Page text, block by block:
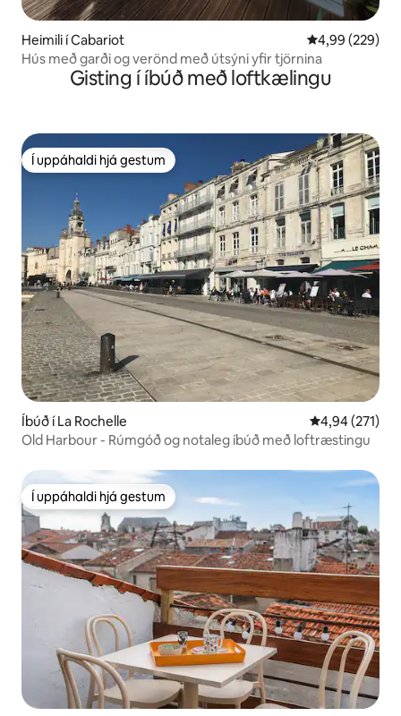
Heimili í Cabariot 4,99 af 5 í
4,99 (229)
Hús með garði og verönd með útsýni yfir tjörnina
Gisting í íbúð með loftkælingu
Í uppáhaldi hjá gestum
Í uppáhaldi hjá gestum
Íbúð í La Rochelle 4,94 af 5 í
4,94 (271)
Old Harbour - Rúmgóð og notaleg íbúð með loftræstingu
Í uppáhaldi hjá gestum
Í uppáhaldi hjá gestum